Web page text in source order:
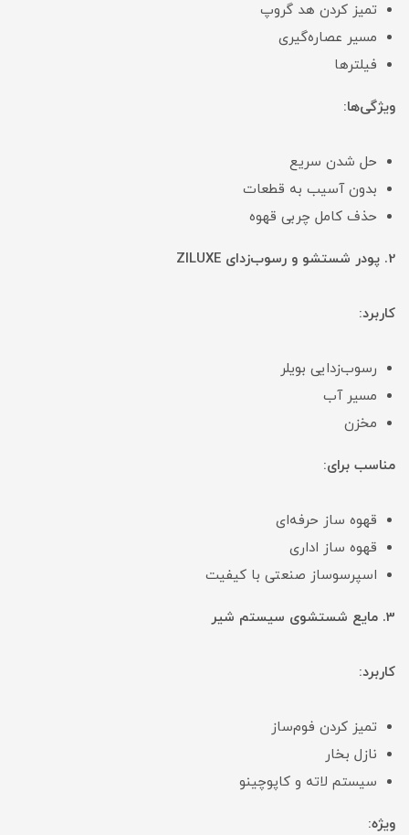
تمیز کردن هد گروپ
مسیر عصاره‌گیری
فیلترها
ویژگی‌ها:
حل شدن سریع
بدون آسیب به قطعات
حذف کامل چربی قهوه
2. پودر شستشو و رسوب‌زدای ZILUXE
کاربرد:
رسوب‌زدایی بویلر
مسیر آب
مخزن
مناسب برای:
قهوه ساز حرفه‌ای
قهوه ساز اداری
اسپرسوساز صنعتی با کیفیت
3. مایع شستشوی سیستم شیر
کاربرد:
تمیز کردن فوم‌ساز
نازل بخار
سیستم لاته و کاپوچینو
ویژه: